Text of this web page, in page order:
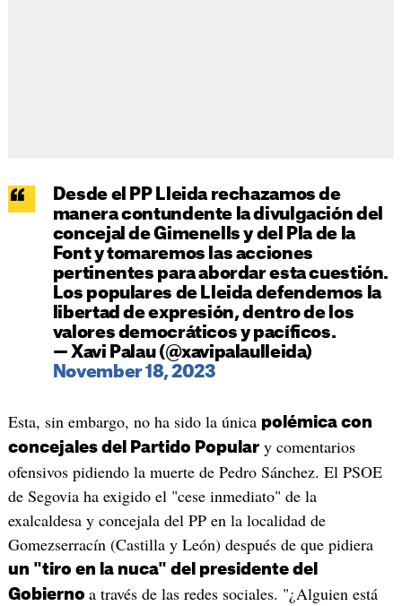
Desde el PP Lleida rechazamos de
manera contundente la divulgación del
concejal de Gimenells y del Pla de la
Font y tomaremos las acciones
pertinentes para abordar esta cuestión.
Los populares de Lleida defendemos la
libertad de expresión, dentro de los
valores democráticos y pacíficos.
— Xavi Palau (@xavipalaulleida)
November 18, 2023
Esta, sin embargo, no ha sido la única polémica con
concejales del Partido Populary comentarios
ofensivos pidiendo la muerte de Pedro Sánchez. El PSOE
de Segovia ha exigido el "cese inmediato" de la
exalcaldesa y concejala del PP en la localidad de
Gomezserracín (Castilla y León) después de que pidiera
un "tiro en la nuca" del presidente del
Gobierno a través de las redes sociales. "¿Alguien está